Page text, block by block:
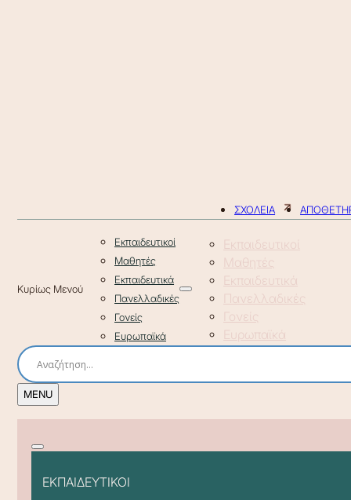
ΣΧΟΛΕΙΑ
Εκπαιδευτικοί
Μαθητές
Εκπαιδευτικά
Πανελλαδικές
Γονείς
Ευρωπαϊκά
Εκπαιδευτικοί
Μαθητές
Εκπαιδευτικά
Πανελλαδικές
Γονείς
Ευρωπαϊκά
ΕΚΠΑΙΔΕΥΤΙΚΟΙ